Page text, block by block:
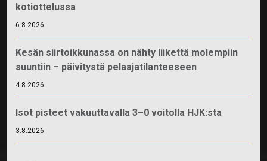
kotiottelussa
6.8.2026
Kesän siirtoikkunassa on nähty liikettä molempiin
suuntiin – päivitystä pelaajatilanteeseen
4.8.2026
Isot pisteet vakuuttavalla 3–0 voitolla HJK:sta
3.8.2026